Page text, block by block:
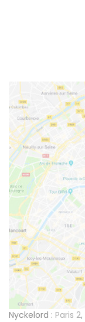
Nyckelord : Paris 2,